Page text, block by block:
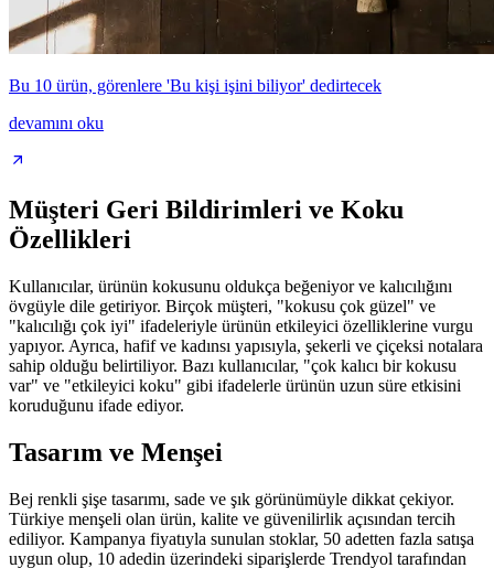
Bu 10 ürün, görenlere 'Bu kişi işini biliyor' dedirtecek
devamını oku
Müşteri Geri Bildirimleri ve Koku
Özellikleri
Kullanıcılar, ürünün kokusunu oldukça beğeniyor ve kalıcılığını
övgüyle dile getiriyor. Birçok müşteri, "kokusu çok güzel" ve
"kalıcılığı çok iyi" ifadeleriyle ürünün etkileyici özelliklerine vurgu
yapıyor. Ayrıca, hafif ve kadınsı yapısıyla, şekerli ve çiçeksi notalara
sahip olduğu belirtiliyor. Bazı kullanıcılar, "çok kalıcı bir kokusu
var" ve "etkileyici koku" gibi ifadelerle ürünün uzun süre etkisini
koruduğunu ifade ediyor.
Tasarım ve Menşei
Bej renkli şişe tasarımı, sade ve şık görünümüyle dikkat çekiyor.
Türkiye menşeli olan ürün, kalite ve güvenilirlik açısından tercih
ediliyor. Kampanya fiyatıyla sunulan stoklar, 50 adetten fazla satışa
uygun olup, 10 adedin üzerindeki siparişlerde Trendyol tarafından